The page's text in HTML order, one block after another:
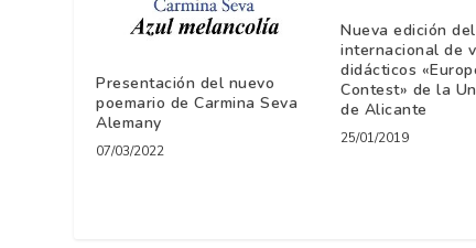
Presentación del nuevo
poemario de Carmina Seva
Alemany
07/03/2022
Nueva edición
internacional de
didácticos
Contest» de la
de Alicante
25/01/2019